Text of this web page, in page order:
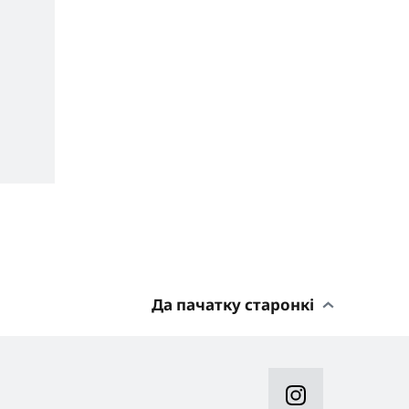
Да пачатку старонкі